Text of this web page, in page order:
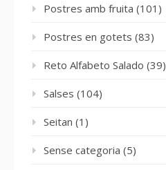
Postres amb fruita (101)
Postres en gotets (83)
Reto Alfabeto Salado (39)
Salses (104)
Seitan (1)
Sense categoria (5)